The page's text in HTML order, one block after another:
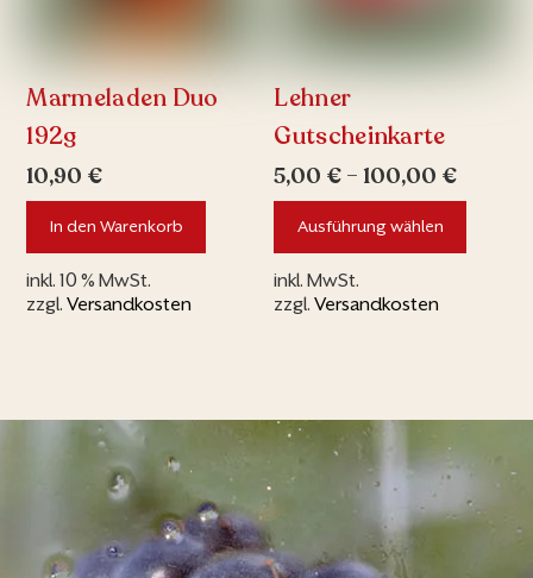
Marmeladen Duo
192g
10,90 €
In den Warenkorb
inkl. 10 % MwSt.
zzgl.Versandkosten
Lehner
Gutscheinkarte
5,00 € –100,00 €
Ausführung wählen
der
inkl. MwSt.
zzgl.Versandkosten